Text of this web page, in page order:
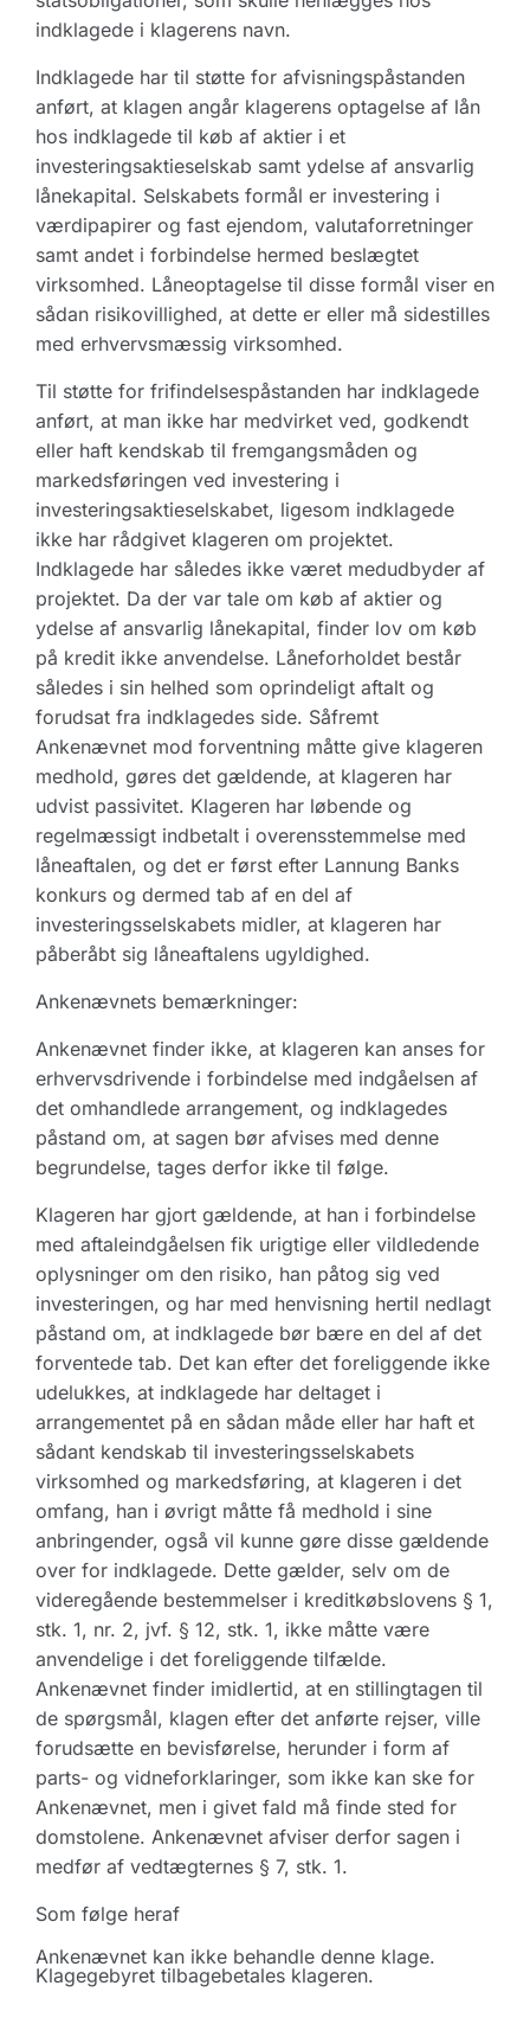
indklagede i klagerens navn.
Indklagede har til støtte for afvisningspåstanden
anført, at klagen angår klagerens optagelse af lån
hos indklagede til køb af aktier i et
investeringsaktieselskab samt ydelse af ansvarlig
lånekapital. Selskabets formål er investering i
værdipapirer og fast ejendom, valutaforretninger
samt andet i forbindelse hermed beslægtet
virksomhed. Låneoptagelse til disse formål viser en
sådan risikovillighed, at dette er eller må sidestilles
med erhvervsmæssig virksomhed.
Til støtte for frifindelsespåstanden har indklagede
anført, at man ikke har medvirket ved, godkendt
eller haft kendskab til fremgangsmåden og
markedsføringen ved investering i
investeringsaktieselskabet, ligesom indklagede
ikke har rådgivet klageren om projektet.
Indklagede har således ikke været medudbyder af
projektet. Da der var tale om køb af aktier og
ydelse af ansvarlig lånekapital, finder lov om køb
på kredit ikke anvendelse. Låneforholdet består
således i sin helhed som oprindeligt aftalt og
forudsat fra indklagedes side. Såfremt
Ankenævnet mod forventning måtte give klageren
medhold, gøres det gældende, at klageren har
udvist passivitet. Klageren har løbende og
regelmæssigt indbetalt i overensstemmelse med
låneaftalen, og det er først efter Lannung Banks
konkurs og dermed tab af en del af
investeringsselskabets midler, at klageren har
påberåbt sig låneaftalens ugyldighed.
Ankenævnets bemærkninger:
Ankenævnet finder ikke, at klageren kan anses for
erhvervsdrivende i forbindelse med indgåelsen af
det omhandlede arrangement, og indklagedes
påstand om, at sagen bør afvises med denne
begrundelse, tages derfor ikke til følge.
Klageren har gjort gældende, at han i forbindelse
med aftaleindgåelsen fik urigtige eller vildledende
oplysninger om den risiko, han påtog sig ved
investeringen, og har med henvisning hertil nedlagt
påstand om, at indklagede bør bære en del af det
forventede tab. Det kan efter det foreliggende ikke
udelukkes, at indklagede har deltaget i
arrangementet på en sådan måde eller har haft et
sådant kendskab til investeringsselskabets
virksomhed og markedsføring, at klageren i det
omfang, han i øvrigt måtte få medhold i sine
anbringender, også vil kunne gøre disse gældende
over for indklagede. Dette gælder, selv om de
videregående bestemmelser i kreditkøbslovens § 1,
stk. 1, nr. 2, jvf. § 12, stk. 1, ikke måtte være
anvendelige i det foreliggende tilfælde.
Ankenævnet finder imidlertid, at en stillingtagen til
de spørgsmål, klagen efter det anførte rejser, ville
forudsætte en bevisførelse, herunder i form af
parts- og vidneforklaringer, som ikke kan ske for
Ankenævnet, men i givet fald må finde sted for
domstolene. Ankenævnet afviser derfor sagen i
medfør af vedtægternes § 7, stk. 1.
Som følge heraf
Ankenævnet kan ikke behandle denne klage.
Klagegebyret tilbagebetales klageren.